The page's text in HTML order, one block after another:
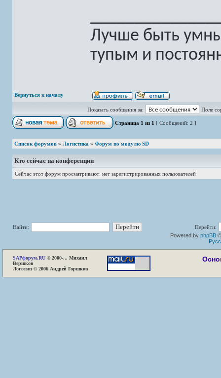
Лучше быть
тупым и
Вернуться к началу
Показать сообщения за: Поле
Страница 1 из 1 [ Сообщений: 2 ]
Список форумов » Логистика » Форум по модулю SD
Кто сейчас на конференции
Сейчас этот форум просматривают: нет зарегистрированных пользователей
Найти:
Перейти:
Powered by phpBB
SAPфорум.RU © 2000-... Михаил
Вершков
Логотип © 2006 Андрей Горшков